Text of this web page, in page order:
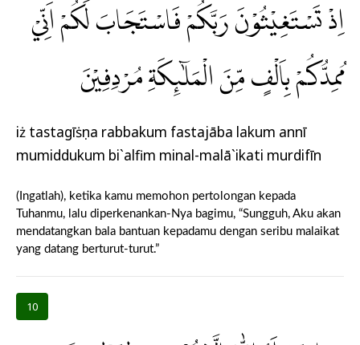
اِذْ تَسْتَغِيْثُوْنَ رَبَّكُمْ فَاسْتَجَابَ لَكُمْ اَنِّيْ
مُمِدُّكُمْ بِاَلْفٍ مِّنَ الْمَلٰۤىِٕكَةِ مُرْدِفِيْنَ
iż tastagīṡụna rabbakum fastajāba lakum annī
mumiddukum bi`alfim minal-malā`ikati murdifīn
(Ingatlah), ketika kamu memohon pertolongan kepada
Tuhanmu, lalu diperkenankan-Nya bagimu, “Sungguh, Aku akan
mendatangkan bala bantuan kepadamu dengan seribu malaikat
yang datang berturut-turut.”
10